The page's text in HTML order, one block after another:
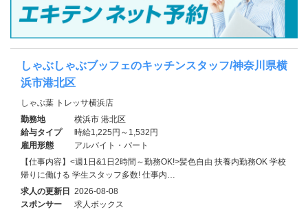
しゃぶしゃぶブッフェのキッチンスタッフ/神奈川県横
浜市港北区
しゃぶ葉 トレッサ横浜店
勤務地
横浜市 港北区
給与タイプ
時給1,225円～1,532円
雇用形態
アルバイト・パート
【仕事内容】<週1日&1日2時間～勤務OK!>髪色自由 扶養内勤務OK 学校
帰りに働ける 学生スタッフ多数! 仕事内…
求人の更新日 2026-08-08
スポンサー
求人ボックス